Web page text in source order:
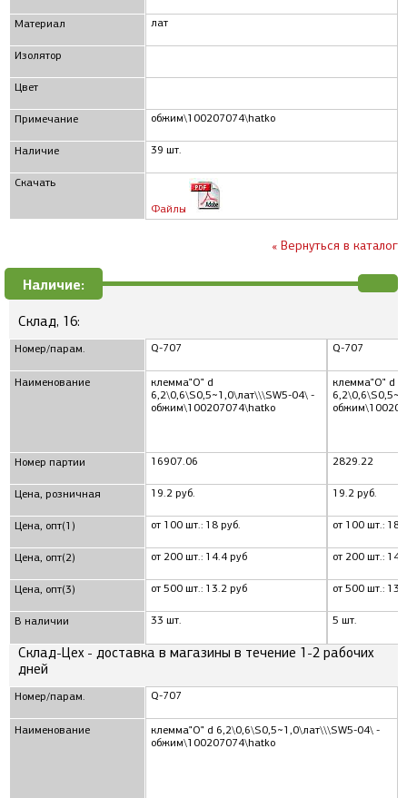
Материал
Изолятор
Цвет
Примечание
Наличие
Скачать
лат
обжим\100207074\hatko
39 шт.
Файлы
« Вернуться в каталог
Наличие:
Склад, 16:
Номер/парам.
Наименование
Номер партии
Цена, розничная
Цена, опт(1)
Цена, опт(2)
Цена, опт(3)
В наличии
Q-707
клемма"O" d
6,2\0,6\S0,5~1,0\лат\\\SW5-04\ -
обжим\100207074\hatko
16907.06
19.2 руб.
от 100 шт.: 18 руб.
от 200 шт.: 14.4 руб
от 500 шт.: 13.2 руб
33 шт.
Q-707
клемма"O" d
2829.22
19.2 руб.
от 100 шт.: 18
от 200 шт.:
от 500 шт.:
5 шт.
Склад-Цех - доставка в магазины в течение 1-2 рабочих
дней
Номер/парам.
Наименование
Q-707
клемма"O" d 6,2\0,6\S0,5~1,0\лат\\\SW5-04\ -
обжим\100207074\hatko